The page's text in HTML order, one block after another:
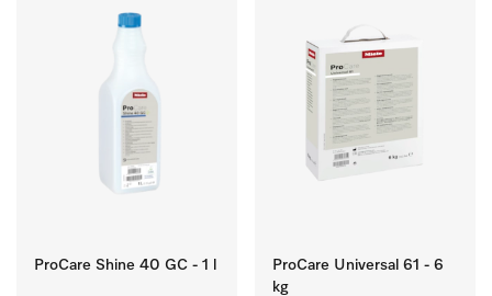
ProCare Shine 40 GC - 1 l
ProCare Universal 61 - 6
kg